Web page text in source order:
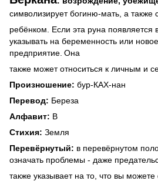
символизирует богиню-мать, а также
ребёнком. Если эта руна появляется
указывать на беременность или
предприятие. Она
также может относиться к личным и
Произношение: бур-КАХ-нан
Перевод: Береза
Алфавит: B
Стихия: Земля
Перевёрнутый: в перевёрнутом
означать проблемы - даже
также указывает на то, что вы можете